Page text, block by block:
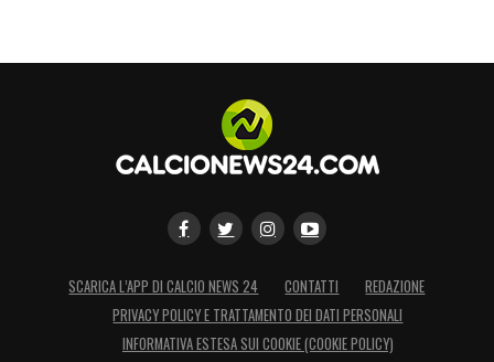
SCARICA L’APP DI CALCIO NEWS 24 CONTATTI
REDAZIONE
PRIVACY POLICY E TRATTAMENTO DEI DATI PERSONALI
INFORMATIVA ESTESA SUI COOKIE (COOKIE POLICY)